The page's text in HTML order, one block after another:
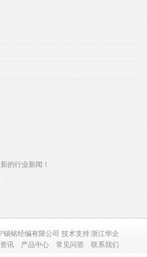
的行业新闻！
锡铭经编有限公司 技术支持:浙江华企
讯 产品中心 常见问答 联系我们